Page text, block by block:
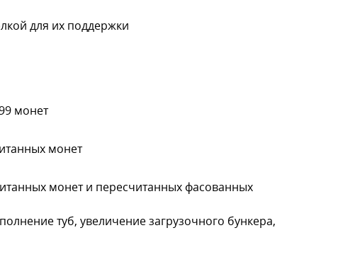
для их поддержки
монет
монет
монет и пересчитанных фасованных
туб, увеличение загрузочного бункера,